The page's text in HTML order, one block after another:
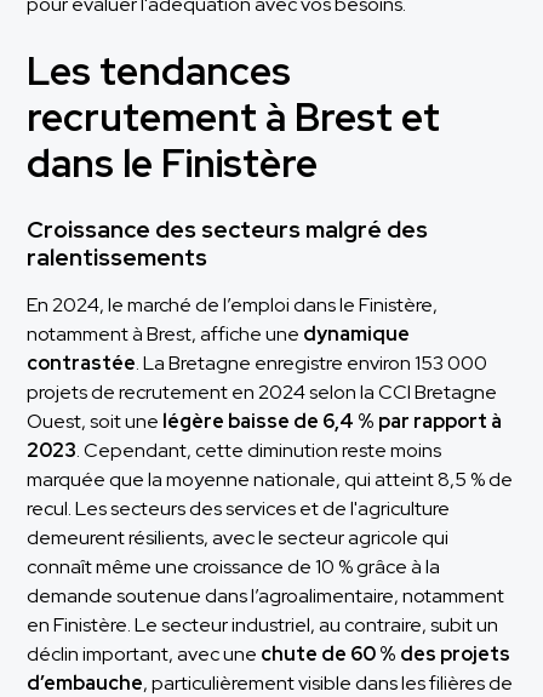
Les tendances
recrutement à Brest et
dans le Finistère
Croissance des secteurs malgré des
ralentissements
En 2024, le marché de l’emploi dans le Finistère,
notamment à Brest, affiche une dynamique
contrastée. La Bretagne enregistre environ 153 000
projets de recrutement en 2024 selon la CCI Bretagne
Ouest, soit une légère baisse de 6,4 % par rapport à
2023. Cependant, cette diminution reste moins
marquée que la moyenne nationale, qui atteint 8,5 % de
recul. Les secteurs des services et de l'agriculture
demeurent résilients, avec le secteur agricole qui
connaît même une croissance de 10 % grâce à la
demande soutenue dans l’agroalimentaire, notamment
en Finistère. Le secteur industriel, au contraire, subit un
déclin important, avec une chute de 60 % des projets
d’embauche, particulièrement visible dans les filières de